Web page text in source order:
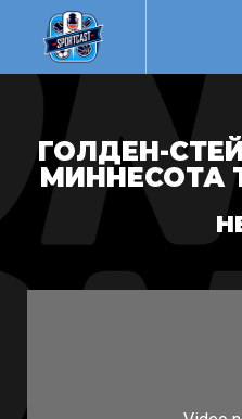
ГОЛДЕН-
МИННЕСОТА